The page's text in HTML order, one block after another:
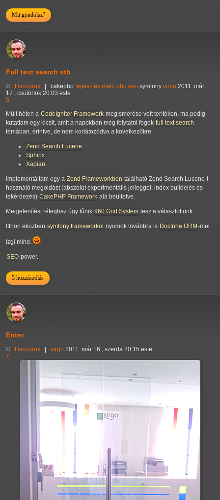
Mit gondolsz?
Full text search stb
© Haszprus cakephp fejlesztés meló php seo symfony virgo 2011. már
17., csütörtök 20:03 este
5
Múlt héten a CodeIgniter Framework megismerése volt terítéken, ma pedig
kutattam egy kicsit, amit a napokban még folytatni fogok full text search
témában, érintve, de nem korlátozódva a következőkre:
Zend Search Lucene
Sphinx
Xapian
Implementáltam egy a Zend Frameworkben található Zend Search Lucene-t
használó megoldást (abszolút experimentális jelleggel, index buildelés és
lekérdezés) CakePHP Framework alá beültetve.
Megjelenítési réteghez úgy tűnik 960 Grid System lesz a választottunk.
Itthon eközben symfony frameworköt nyomok továbbra is Doctrine ORM -mel.
Izgi mind.
SEO power.
5 hozzászólás
Enter
© Haszprus virgo 2011. már 16., szerda 20:15 este
7